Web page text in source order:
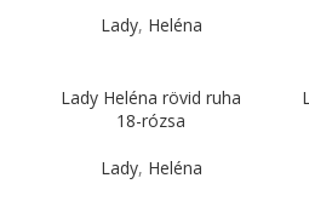
Lady, Heléna
Lady Heléna rövid ruha
18-rózsa
Lady, Heléna